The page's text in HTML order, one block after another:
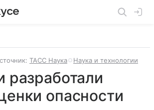
ТАСС Наука Наука и технологии
разработали
опасности